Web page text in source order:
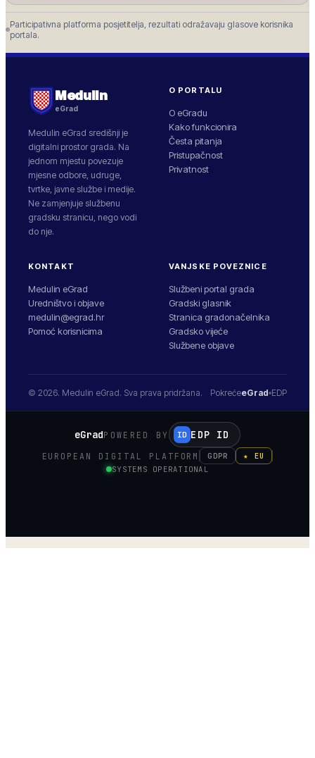
Participativna platforma posjetitelja, rezultati odražavaju glasove korisnika
portala.
Medulin
eGrad
Medulin eGrad središnji je
digitalni prostor grada. Na
jednom mjestu povezuje
mjesne odbore, udruge,
tvrtke, javne službe i medije.
Ne zamjenjuje službenu
gradsku stranicu, nego vodi
do nje.
O PORTALU
O eGradu
Kako funkcionira
Česta pitanja
Pristupačnost
Privatnost
KONTAKT
Medulin eGrad
Uredništvo i objave
medulin@egrad.hr
Pomoć korisnicima
VANJSKE POVEZNICE
Službeni portal grada
Gradski glasnik
Stranica gradonačelnika
Gradsko vijeće
Službene objave
© 2026. Medulin eGrad. Sva prava pridržana. PokrećeeGrad EDP
eGradPOWERED BY ID EDP ID
EUROPEAN DIGITAL PLATFORM GDPR
★ EU
SYSTEMS OPERATIONAL